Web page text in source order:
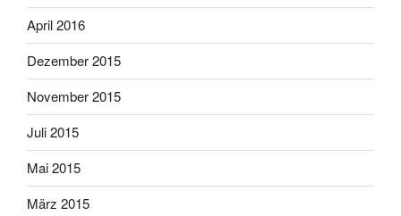
April 2016
Dezember 2015
November 2015
Juli 2015
Mai 2015
März 2015